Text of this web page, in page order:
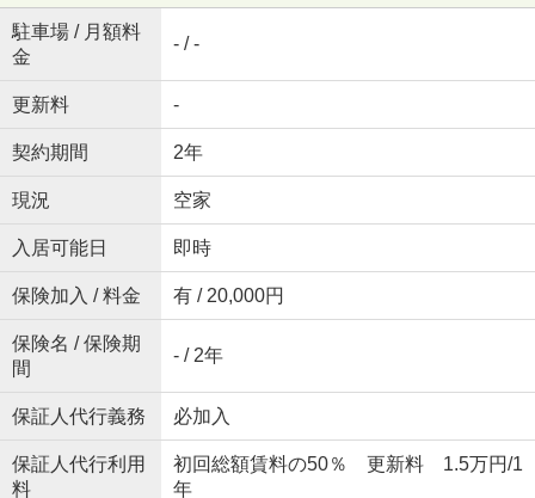
駐車場 / 月額料
金
- / -
更新料 -
契約期間 2年
現況 空家
入居可能日 即時
保険加入 / 料金 有 / 20,000円
保険名 / 保険期
間
- / 2年
保証人代行義務 必加入
保証人代行利用
料
初回総額賃料の50％ 更新料 1.5万円/1
年